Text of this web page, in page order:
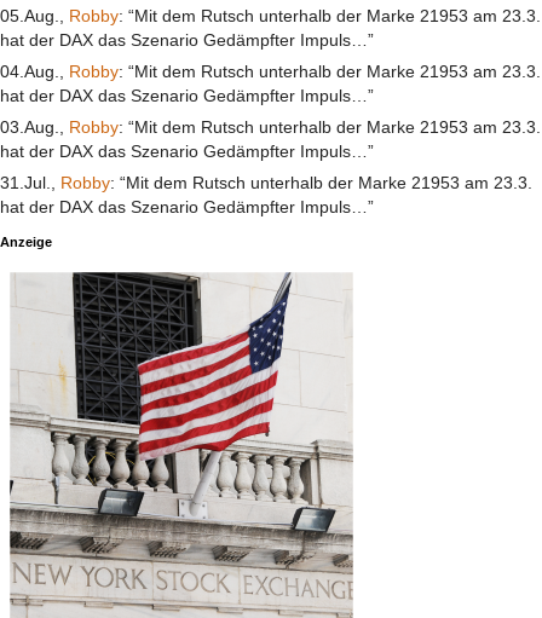
05.Aug., Robby: “Mit dem Rutsch unterhalb der Marke 21953 am 23.3.
hat der DAX das Szenario Gedämpfter Impuls…”
04.Aug., Robby: “Mit dem Rutsch unterhalb der Marke 21953 am 23.3.
hat der DAX das Szenario Gedämpfter Impuls…”
03.Aug., Robby: “Mit dem Rutsch unterhalb der Marke 21953 am 23.3.
hat der DAX das Szenario Gedämpfter Impuls…”
31.Jul., Robby: “Mit dem Rutsch unterhalb der Marke 21953 am 23.3.
hat der DAX das Szenario Gedämpfter Impuls…”
Anzeige